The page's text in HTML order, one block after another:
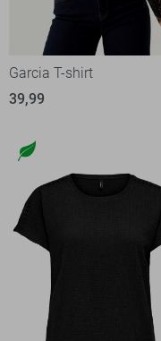
Garcia T-shirt
39,99